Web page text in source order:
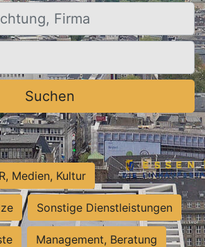
Firma
Suchen
Medien, Kultur
Sonstige Dienstleistungen
Management, Beratung